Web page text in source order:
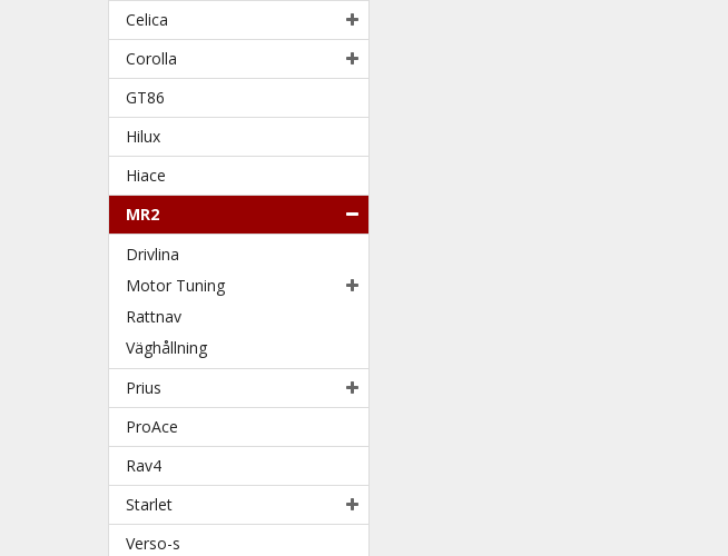
Celica
Corolla
GT86
Hilux
Hiace
MR2
Drivlina
Motor Tuning
Rattnav
Väghållning
Prius
ProAce
Rav4
Starlet
Verso-s